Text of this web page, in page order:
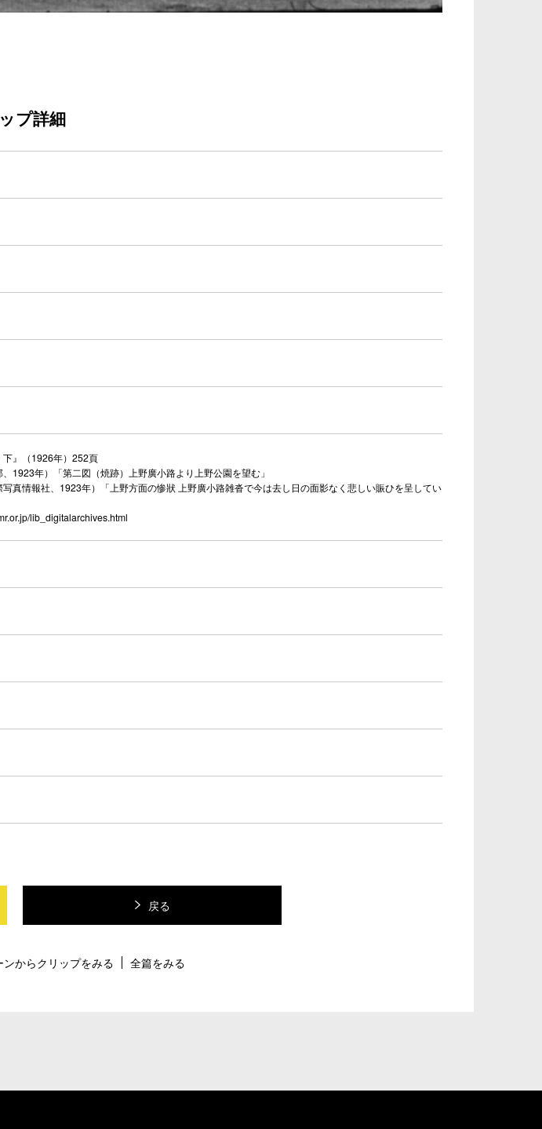
プ詳細
下』（1926年）252頁
1923年）「第二図（焼跡）上野廣小路より上野公園を望む」
情報社、1923年）「上野方面の惨狀 上野廣小路雑沓で今は去し日の面影なく悲しい賑ひを呈してい
lib_digitalarchives.html
戻る
ンからクリップをみる 全篇をみる